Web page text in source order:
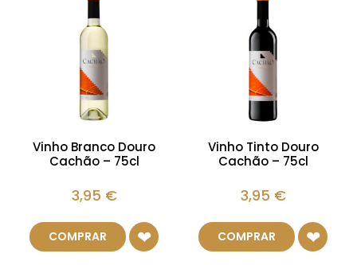
Vinho Branco Douro
Cachão – 75cl
3,95 €
COMPRAR
Vinho Tinto Douro
Cachão – 75cl
3,95 €
COMPRAR